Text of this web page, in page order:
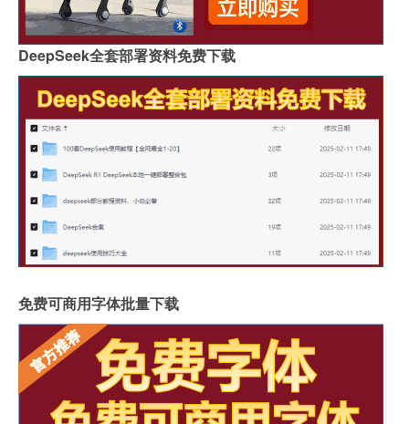
DeepSeek全套部署资料免费下载
免费可商用字体批量下载